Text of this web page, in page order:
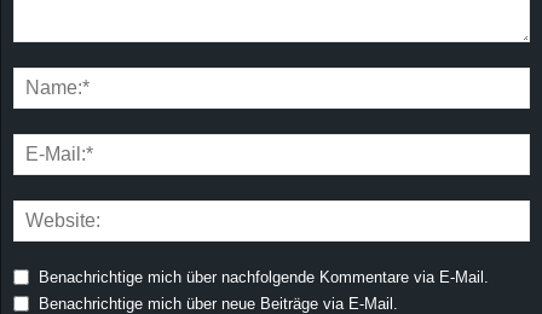
Benachrichtige mich über nachfolgende Kommentare via E-Mail.
Benachrichtige mich über neue Beiträge via E-Mail.